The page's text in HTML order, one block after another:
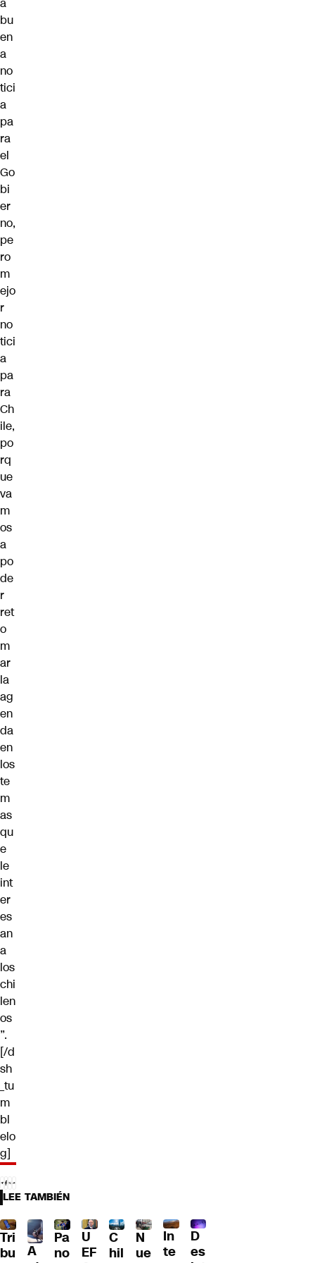
bu
en
a
no
tici
a
pa
ra
el
Go
bi
er
no,
pe
ro
m
ejo
r
no
tici
a
pa
ra
Ch
ile,
po
rq
ue
va
m
os
a
po
de
r
ret
o
m
ar
la
ag
en
da
en
los
te
m
as
qu
e
le
int
er
es
an
a
los
chi
len
os
”.
[/d
sh
_tu
m
bl
elo
g]
LEE TAMBIÉN
Tri
bu
A
Pa
no
U
EF
C
hil
N
ue
In
te
D
es